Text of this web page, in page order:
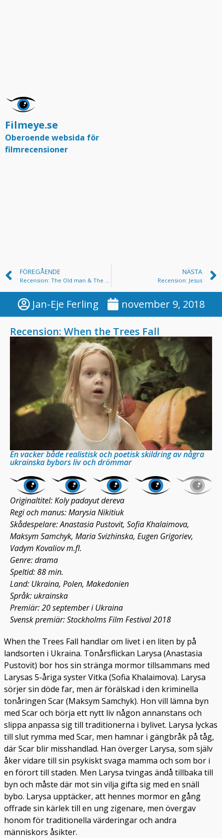
Filmeye.se
Oberoende websida för
filmrecensioner
FÖREGÅENDE NÄSTA
Recension: Jesus
Jan-Eje Ferling november 9, 2018
Recension: When the Trees Fall
En vacker både realistisk och poetisk skildring av några
ukrainska bybors liv och drömmar
Originaltitel: Koly padayut dereva
Regi och manus: Marysia Nikitiuk
Skådespelare: Anastasia Pustovit, Sofia Khalaimova,
Maksym Samchyk, Maria Svizhinska, Eugen Grigoriev,
Vadym Kovaliov m.fl.
Genre: drama
Speltid: 88 min.
Land: Ukraina, Polen, Makedonien
Språk: ukrainska
Premiär: 20 september i Ukraina
Svensk premiär: Stockholms Film Festival 2018
When the Trees Fall handlar om livet i en liten by på
landsorten i Ukraina. Tonårsflickan Larysa (Anastasia
Pustovit) bor hos sin stränga mormor tillsammans med
Larysas 5-åriga syster Vitka (Sofia Khalaimova). Larysa
sörjer sin döde far, men är förälskad i den kriminella
tonåringen Scar (Maksym Samchyk). Hon vill lämna byn
med Scar och börja ett nytt liv någon annanstans och
slippa anpassa sig till traditionerna i bylivet. Larysa lyckas
till slut rymma med Scar, men hamnar i gängbråk på tåg,
där Scar blir misshandlad. Han överger Larysa, som själv
åker vidare till sin psykiskt svaga mamma och som bor i
en förort till staden. Men Larysa tvingas ändå tillbaka till
byn och måste där mot sin vilja gifta sig med en snäll
bybo. Larysa upptäcker, att hennes mormor en gång
offrade sin kärlek till en ung zigenare, men övergav
honom för traditionella värderingar och andra
människors åsikter.